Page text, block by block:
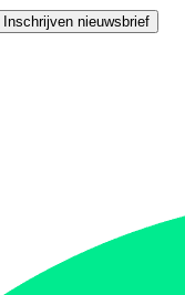
Inschrijven nieuwsbrief